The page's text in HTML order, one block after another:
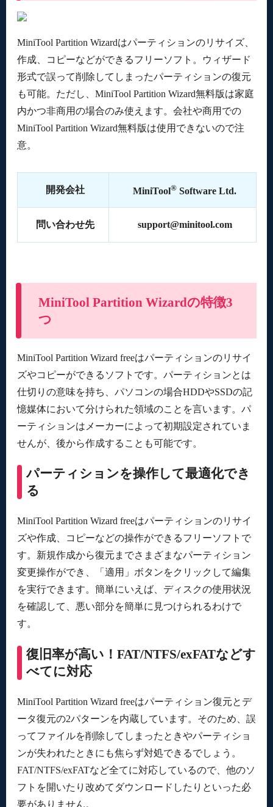
MiniTool Partition Wizardはパーティションのリサイズ、
作成、コピーなどができるフリーソフト。ウィザード
形式で誤って削除してしまったパーティションの復元
も可能。ただし、MiniTool Partition Wizard無料版は家庭
内かつ非商用の場合のみ使えます。会社や商用での
MiniTool Partition Wizard無料版は使用できないので注
意。
開発会社 MiniTool® Software Ltd.
問い合わせ先 support@minitool.com
MiniTool Partition Wizardの特徴3
つ
MiniTool Partition Wizard freeはパーティションのリサイ
ズやコピーができるソフトです。パーティションとは
仕切りの意味を持ち、パソコンの場合HDDやSSDの記
憶媒体において分けられた領域のことを言います。パ
ーティションはメーカーによって初期設定されていま
せんが、後から作成することも可能です。
パーティションを操作して最適化でき
る
MiniTool Partition Wizard freeはパーティションのリサイ
ズや作成、コピーなどの操作ができるフリーソフトで
す。新規作成から復元までさまざまなパーティション
変更操作ができ、「適用」ボタンをクリックして編集
を実行できます。簡単にいえば、ディスクの使用状況
を確認して、悪い部分を簡単に見つけられるわけで
す。
復旧率が高い！FAT/NTFS/exFATなどす
べてに対応
MiniTool Partition Wizard freeはパーティション復元とデ
ータ復元の2パターンを内蔵しています。そのため、誤
ってファイルを削除してしまったときやパーティショ
ンが失われたときにも焦らず対処できるでしょう。
FAT/NTFS/exFATなど全てに対応しているので、他のソ
フトを開いたり改めてダウンロードしたりといった必
要がありません。